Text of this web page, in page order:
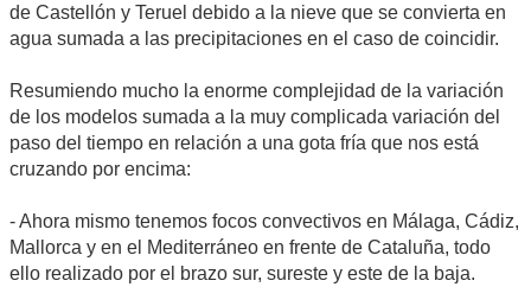
de Castellón y Teruel debido a la nieve que se convierta en
agua sumada a las precipitaciones en el caso de coincidir.
Resumiendo mucho la enorme complejidad de la variación
de los modelos sumada a la muy complicada variación del
paso del tiempo en relación a una gota fría que nos está
cruzando por encima:
- Ahora mismo tenemos focos convectivos en Málaga, Cádiz,
Mallorca y en el Mediterráneo en frente de Cataluña, todo
ello realizado por el brazo sur, sureste y este de la baja.